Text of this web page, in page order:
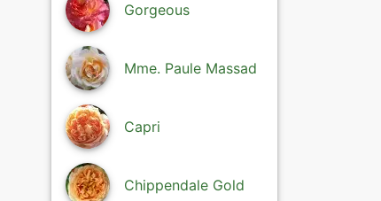
Gorgeous
Mme. Paule Massad
Capri
Chippendale Gold